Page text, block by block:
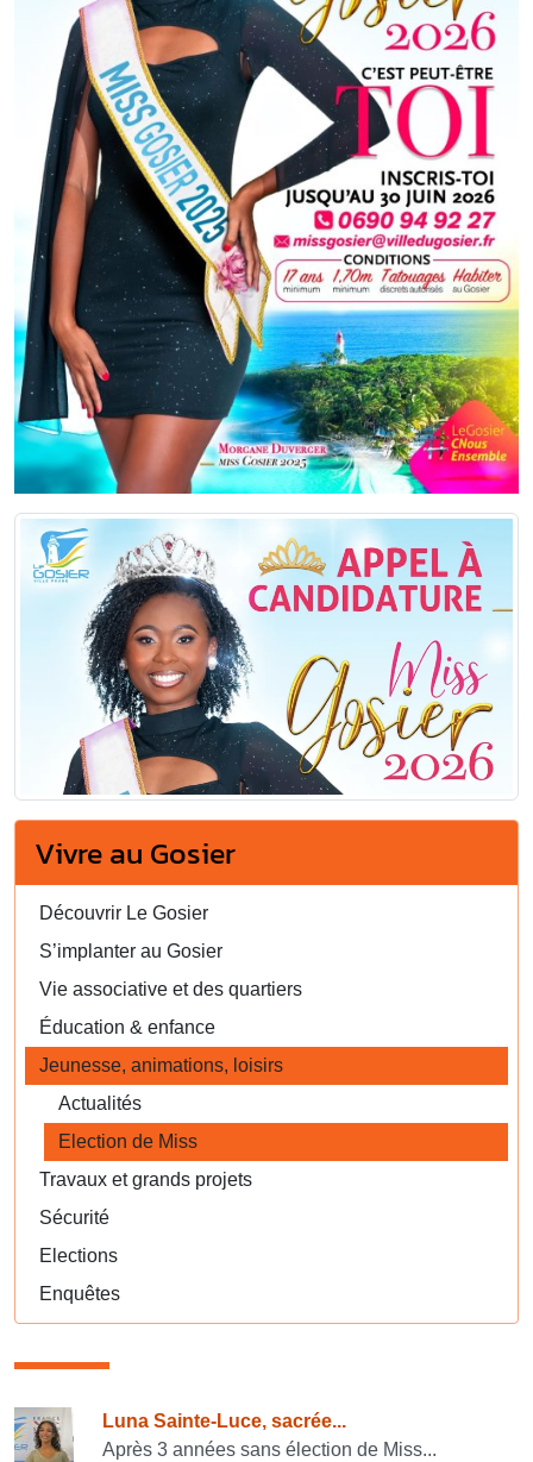
Vivre au Gosier
Découvrir Le Gosier
S’implanter au Gosier
Vie associative et des quartiers
Éducation & enfance
Jeunesse, animations, loisirs
Actualités
Election de Miss
Travaux et grands projets
Sécurité
Elections
Enquêtes
Consulter également
Luna Sainte-Luce, sacrée...
Après 3 années sans élection de Miss...